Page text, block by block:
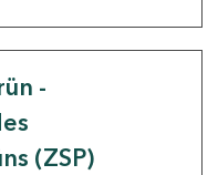
-
(ZSP)